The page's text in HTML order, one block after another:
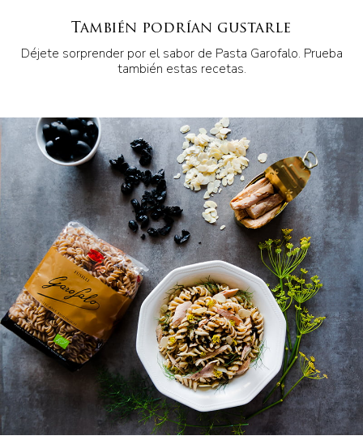
También podrían gustarle
Déjete sorprender por el sabor de Pasta Garofalo. Prueba
también estas recetas.